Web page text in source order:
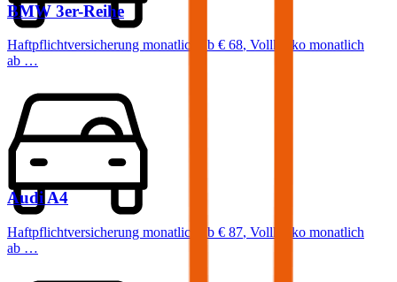
BMW 3er-Reihe
Haftpflichtversicherung monatlich ab € 68, Vollkasko monatlich
ab …
Audi A4
Haftpflichtversicherung monatlich ab € 87, Vollkasko monatlich
ab …